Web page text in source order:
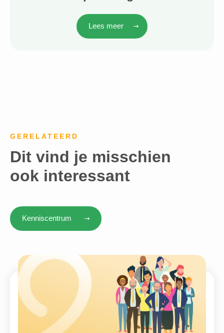
Lees meer
GERELATEERD
Dit vind je misschien
ook interessant
Kenniscentrum